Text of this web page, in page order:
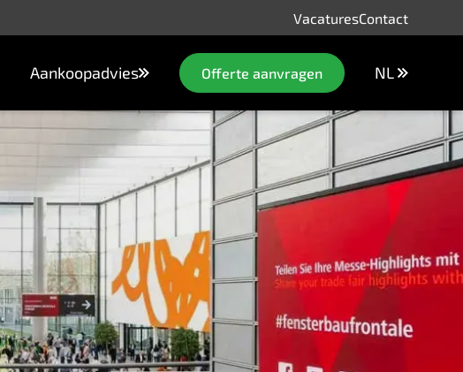
VacaturesContact
Aankoopadvies Offerte aanvragen NL